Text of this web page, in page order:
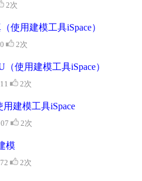
2次
使用建模工具iSpace）
2次
使用建模工具iSpace）
2次
建模工具iSpace
2次
模
2次